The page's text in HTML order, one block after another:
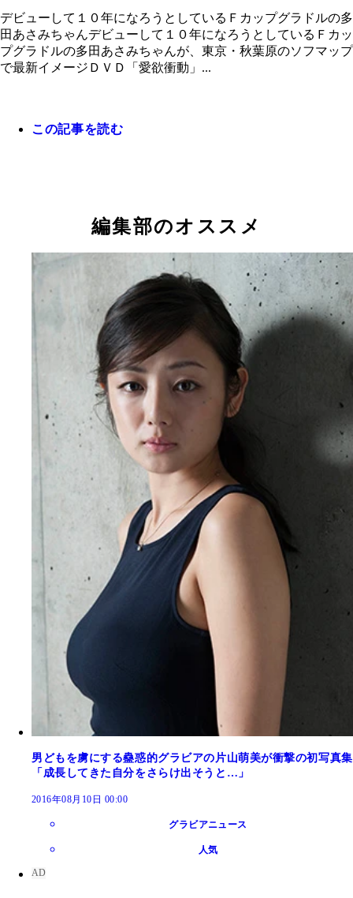
デビューして１０年になろうとしているＦカップグラドルの多
田あさみちゃんデビューして１０年になろうとしているＦカッ
プグラドルの多田あさみちゃんが、東京・秋葉原のソフマップ
で最新イメージＤＶＤ「愛欲衝動」...
この記事を読む
編集部のオススメ
男どもを虜にする蠱惑的グラビアの片山萌美が衝撃の初写真集
「成長してきた自分をさらけ出そうと…」
2016年08月10日 00:00
グラビアニュース
人気